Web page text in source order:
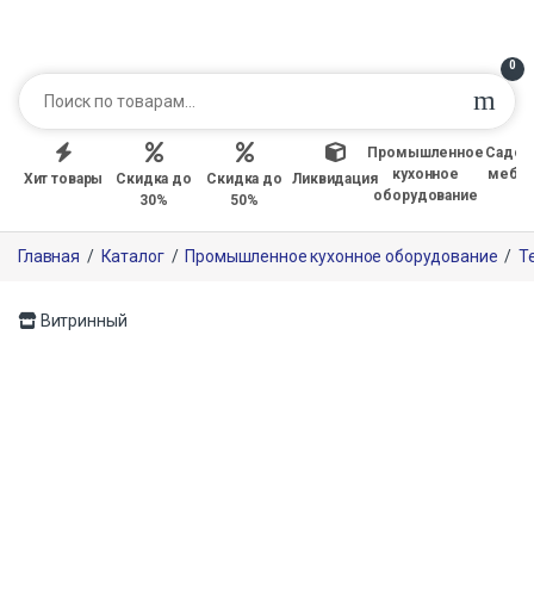
0
Хит товары
Скидка до
30%
Скидка до
50%
Ликвидация
Промышленное
кухонное
оборудование
Главная / Каталог / Промышленное кухонное оборудование /
Витринный